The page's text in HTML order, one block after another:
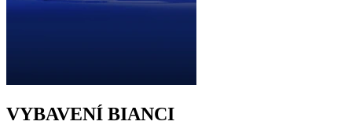
VYBAVENÍ BIANCI